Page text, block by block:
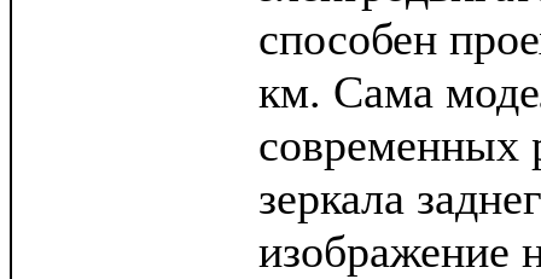
способен
км. Сама
современных
зеркала
изображение